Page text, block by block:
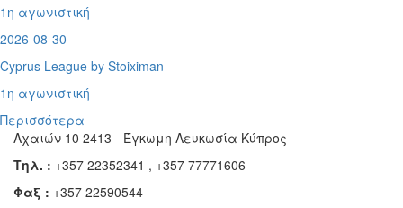
1η αγωνιστική
2026-08-30
Cyprus League by Stoiximan
1η αγωνιστική
Περισσότερα
Αχαιών 10 2413 - Έγκωμη Λευκωσία Κύπρος
Τηλ. : +357 22352341 , +357 77771606
Φαξ : +357 22590544